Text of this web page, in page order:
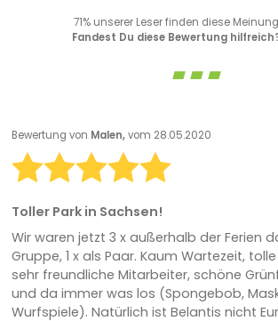
71% unserer Leser finden diese
Fandest Du diese Bewertung
Bewertung von Malen,vom 28.05.2020
Toller Park in Sachsen!
Wir waren jetzt 3 x außerhalb der Ferien
Gruppe, 1 x als Paar. Kaum Wartezeit,
sehr freundliche Mitarbeiter, schöne
und da immer was los (Spongebob,
Wurfspiele). Natürlich ist Belantis nicht